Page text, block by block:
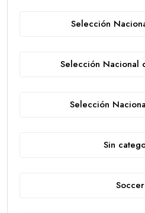
Selección
Selección Nacional
Selección
Sin
Soccer